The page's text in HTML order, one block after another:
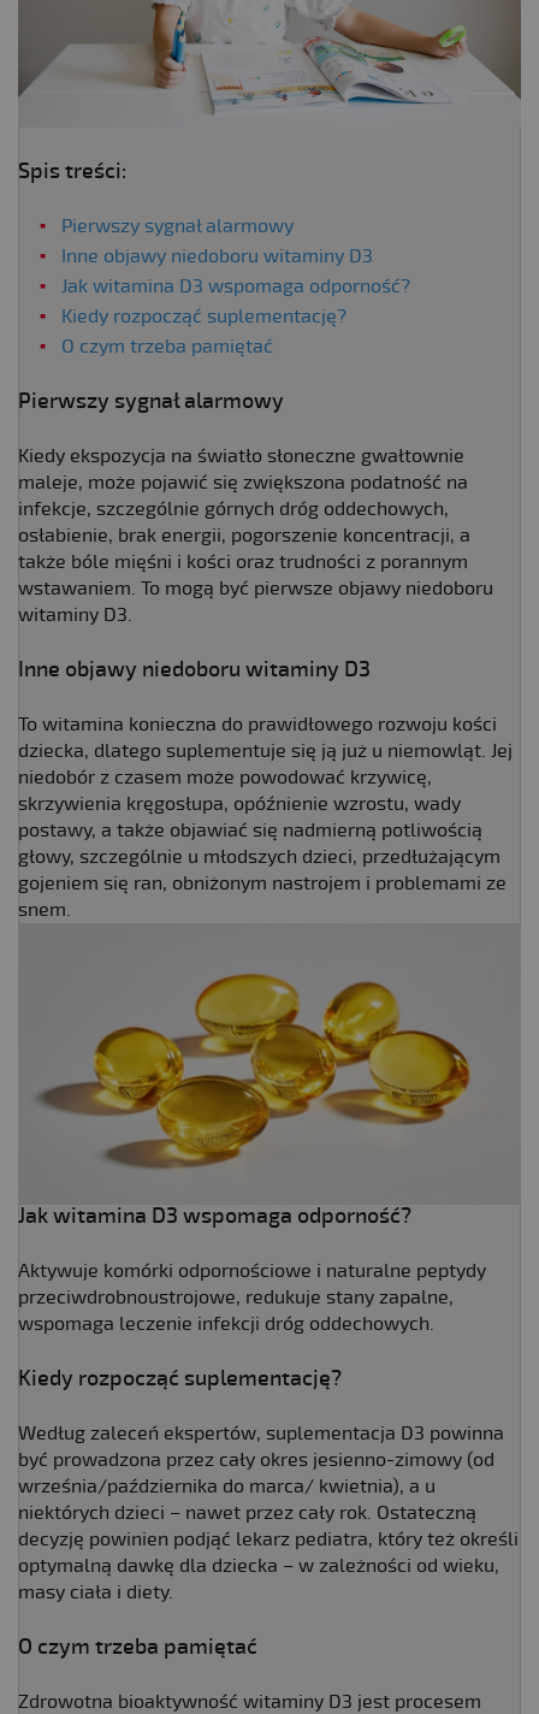
Spis treści:
Pierwszy sygnał alarmowy
Inne objawy niedoboru witaminy D3
Jak witamina D3 wspomaga odporność?
Kiedy rozpocząć suplementację?
O czym trzeba pamiętać
Pierwszy sygnał alarmowy
Kiedy ekspozycja na światło słoneczne gwałtownie
maleje, może pojawić się zwiększona podatność na
infekcje, szczególnie górnych dróg oddechowych,
osłabienie, brak energii, pogorszenie koncentracji, a
także bóle mięśni i kości oraz trudności z porannym
wstawaniem. To mogą być pierwsze objawy niedoboru
witaminy D3.
Inne objawy niedoboru witaminy D3
To witamina konieczna do prawidłowego rozwoju kości
dziecka, dlatego suplementuje się ją już u niemowląt. Jej
niedobór z czasem może powodować krzywicę,
skrzywienia kręgosłupa, opóźnienie wzrostu, wady
postawy, a także objawiać się nadmierną potliwością
głowy, szczególnie u młodszych dzieci, przedłużającym
gojeniem się ran, obniżonym nastrojem i problemami ze
snem.
Jak witamina D3 wspomaga odporność?
Aktywuje komórki odpornościowe i naturalne peptydy
przeciwdrobnoustrojowe, redukuje stany zapalne,
wspomaga leczenie infekcji dróg oddechowych.
Kiedy rozpocząć suplementację?
Według zaleceń ekspertów, suplementacja D3 powinna
być prowadzona przez cały okres jesienno-zimowy (od
września/października do marca/ kwietnia), a u
niektórych dzieci – nawet przez cały rok. Ostateczną
decyzję powinien podjąć lekarz pediatra, który też określi
optymalną dawkę dla dziecka – w zależności od wieku,
masy ciała i diety.
O czym trzeba pamiętać
Zdrowotna bioaktywność witaminy D3 jest procesem